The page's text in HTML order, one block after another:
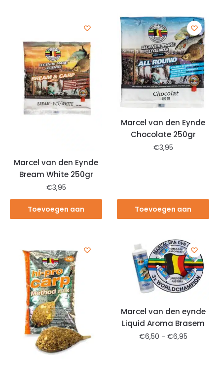
Marcel van den Eynde
Bream White 250gr
€3,95
Toevoegen aan
Marcel van den Eynde
Chocolate 250gr
€3,95
Toevoegen aan
Marcel van den eynde
Liquid Aroma Brasem
€6,50 - €6,95